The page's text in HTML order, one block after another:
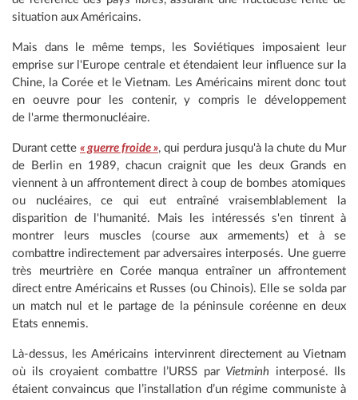
situation aux Américains.
Mais dans le même temps, les Soviétiques imposaient leur
emprise sur l'Europe centrale et étendaient leur influence sur la
Chine, la Corée et le Vietnam. Les Américains mirent donc tout
en oeuvre pour les contenir, y compris le développement
de l'arme thermonucléaire.
Durant cette « guerre froide », qui perdura jusqu'à la chute du Mur
de Berlin en 1989, chacun craignit que les deux Grands en
viennent à un affrontement direct à coup de bombes atomiques
ou nucléaires, ce qui eut entraîné vraisemblablement la
disparition de l'humanité. Mais les intéressés s'en tinrent à
montrer leurs muscles (course aux armements) et à se
combattre indirectement par adversaires interposés. Une guerre
très meurtrière en Corée manqua entraîner un affrontement
direct entre Américains et Russes (ou Chinois). Elle se solda par
un match nul et le partage de la péninsule coréenne en deux
Etats ennemis.
Là-dessus, les Américains intervinrent directement au Vietnam
où ils croyaient combattre l’URSS par Vietminh interposé. Ils
étaient convaincus que l’installation d’un régime communiste à